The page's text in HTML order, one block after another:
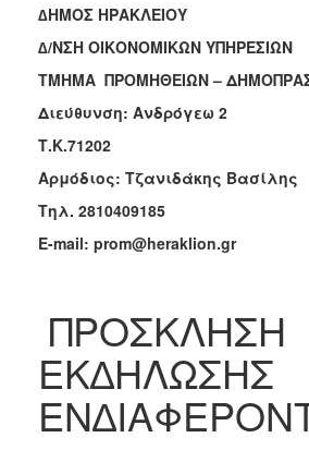
2019
2018
2017
2016
2015
2013
ΠΟΛΙΤΙΣΜΟΣ
ΑΝΘΕΚΤΙΚΗ
ΠΟΛΗ
∆ΗΜΟΣ ΗΡΑΚΛΕΙΟΥ
∆/ΝΣΗ ΟΙΚΟΝΟΜΙΚΩΝ ΥΠΗΡΕΣΙΩΝ
ΤΜΗΜΑ ΠΡΟΜΗΘΕΙΩΝ –
Διεύθυνση: Ανδρόγεω 2
Τ.Κ.71202
Αρμόδιος: Τζανιδάκης Βασίλης
Τηλ. 2810409185
E-mail: prom@heraklion.gr
ΠΡΟΣΚΛΗΣΗ
ΕΚ∆ΗΛΩΣΗΣ